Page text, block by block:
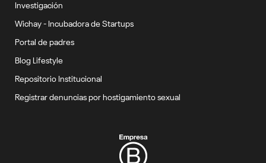
Investigación
Wichay - Incubadora de Startups
Portal de padres
Blog Lifestyle
Repositorio Institucional
Registrar denuncias por hostigamiento sexual